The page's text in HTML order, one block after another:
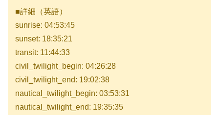
■詳細（英語）
sunrise: 04:53:45
sunset: 18:35:21
transit: 11:44:33
civil_twilight_begin: 04:26:28
civil_twilight_end: 19:02:38
nautical_twilight_begin: 03:53:31
nautical_twilight_end: 19:35:35